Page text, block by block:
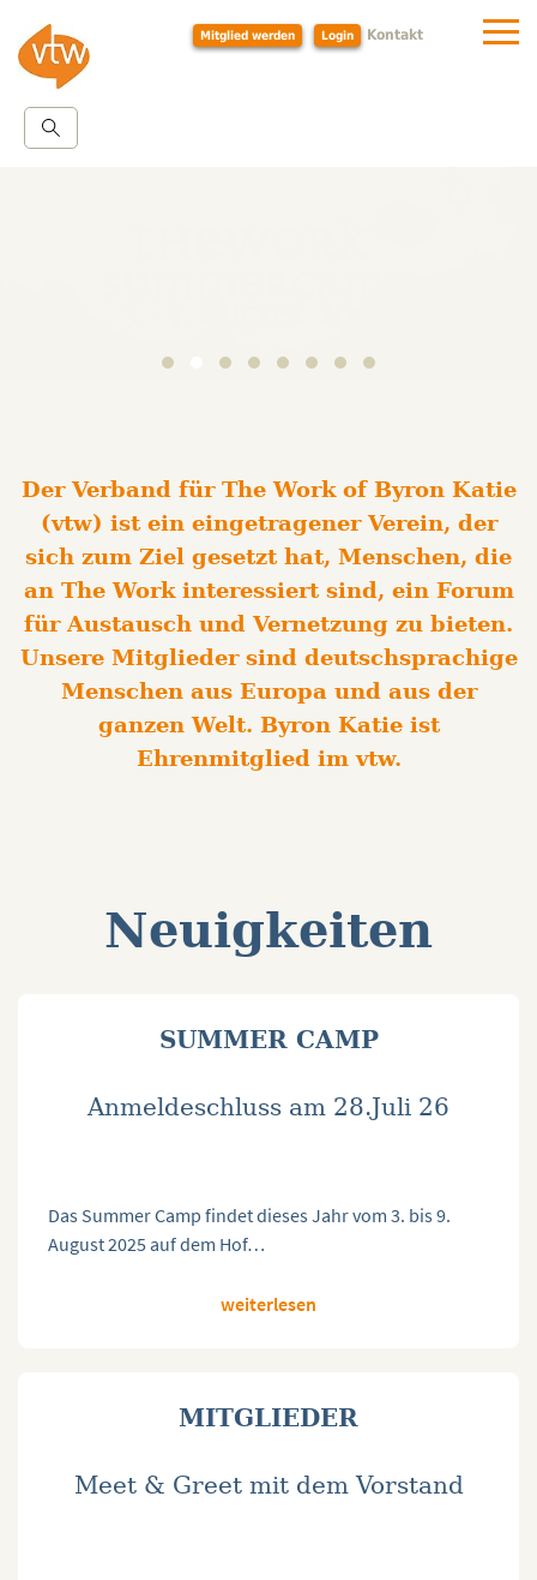
Mitglied werden Login Kontakt
Der Verband für The Work of Byron Katie
(vtw) ist ein eingetragener Verein, der
sich zum Ziel gesetzt hat, Menschen, die
an The Work interessiert sind, ein Forum
für Austausch und Vernetzung zu bieten.
Unsere Mitglieder sind deutschsprachige
Menschen aus Europa und aus der
ganzen Welt. Byron Katie ist
Ehrenmitglied im vtw.
Neuigkeiten
SUMMER CAMP
Anmeldeschluss am 28.Juli 26
Das Summer Camp findet dieses Jahr vom 3. bis 9.
August 2025 auf dem Hof…
weiterlesen
MITGLIEDER
Meet & Greet mit dem Vorstand